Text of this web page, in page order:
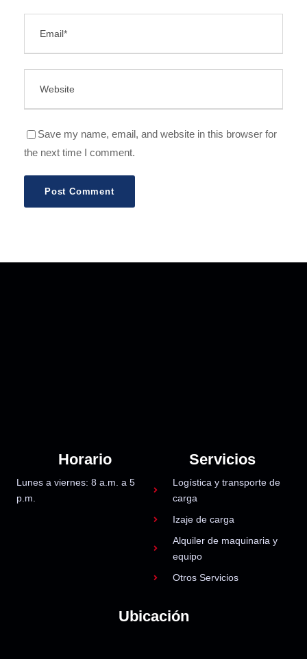
Save my name, email, and website in this browser for
the next time I comment.
Horario
Lunes a viernes: 8 a.m. a 5
p.m.
Servicios
Logística y transporte de
carga
Izaje de carga
Alquiler de maquinaria y
equipo
Otros Servicios
Ubicación